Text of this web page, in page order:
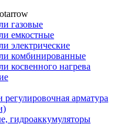
газовые
емкостные
электрические
комбинированные
косвенного нагрева
арматура
гидроаккумуляторы